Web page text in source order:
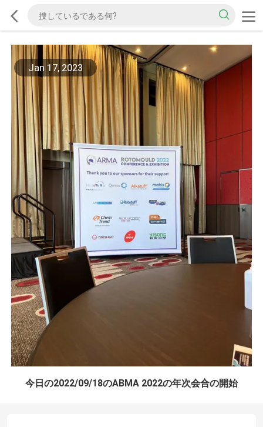
Jan 17, 2023
今日の2022/09/18のABMA 2022の年次会合の開始